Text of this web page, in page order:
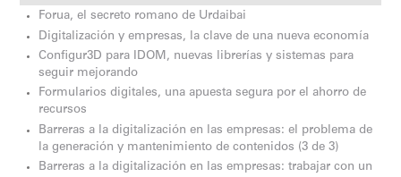
Forua, el secreto romano de Urdaibai
Digitalización y empresas, la clave de una nueva economía
Configur3D para IDOM, nuevas librerías y sistemas para
seguir mejorando
Formularios digitales, una apuesta segura por el ahorro de
recursos
Barreras a la digitalización en las empresas: el problema de
la generación y mantenimiento de contenidos (3 de 3)
Barreras a la digitalización en las empresas: trabajar con un